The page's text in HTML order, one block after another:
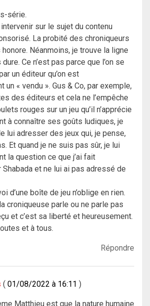
série.
sur le sujet du contenu
La probité des chroniqueurs
Néanmoins, je trouve la ligne
Ce n’est pas parce que l’on se
un éditeur qu’on est
un « vendu ». Gus & Co, par exemple,
des éditeurs et cela ne l’empêche
rouges sur un jeu qu’il n’apprécie
à connaître ses goûts ludiques, je
lui adresser des jeux qui, je pense,
Et quand je ne suis pas sûr, je lui
la question ce que j’ai fait
et ne lui ai pas adressé de
d’une boîte de jeu n’oblige en rien.
croniqueuse parle ou ne parle pas
et c’est sa liberté et heureusement.
et à tous.
Répondre
01/08/2022 à 16:11
Matthieu est que la nature humaine